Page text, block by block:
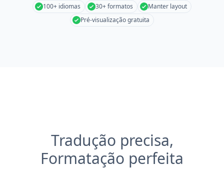
100+ idiomas 30+ formatos
Manter layout
Pré-visualização gratuita
Tradução precisa,
Formatação perfeita